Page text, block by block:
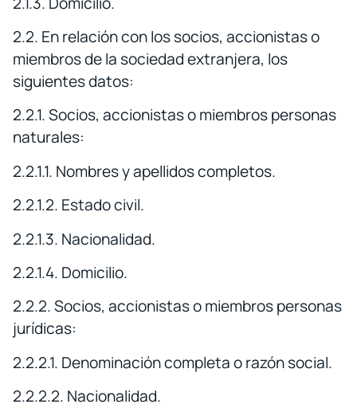
2.2. En relación con los socios, accionistas o
miembros de la sociedad extranjera, los
siguientes datos:
2.2.1. Socios, accionistas o miembros personas
naturales:
2.2.1.1. Nombres y apellidos completos.
2.2.1.2. Estado civil.
2.2.1.3. Nacionalidad.
2.2.1.4. Domicilio.
2.2.2. Socios, accionistas o miembros personas
jurídicas:
2.2.2.1. Denominación completa o razón social.
2.2.2.2. Nacionalidad.